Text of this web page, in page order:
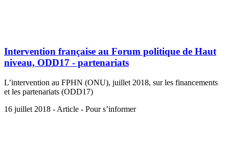
Intervention française au Forum politique de Haut
niveau, ODD17 - partenariats
L’intervention au FPHN (ONU), juillet 2018, sur les financements
et les partenariats (ODD17)
16 juillet 2018 - Article - Pour s’informer